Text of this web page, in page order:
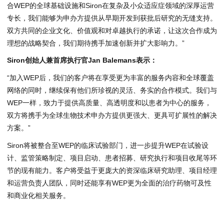
合WEP的全球基础设施和Siron在复杂及小众适应症领域的深厚运营
专长，我们能够为申办方提供从早期开发到获批后研究的无缝支持。
双方共同的企业文化、价值观和对卓越执行的承诺，让这次合作成为
理想的战略契合，我们期待携手加速创新并扩大影响力。”
Siron创始人兼首席执行官Jan Balemans表示：
“加入WEP后，我们的客户将在享受更为丰富的服务内容和全球覆盖
网络的同时，继续保有他们所珍视的灵活、务实的合作模式。我们与
WEP一样，致力于提供高质量、高透明度和以患者为中心的服务，
双方将携手为全球生物技术申办方提供更强大、更具可扩展性的解决
方案。”
Siron将被整合至WEP的临床试验部门，进一步提升WEP在试验设
计、监管策略制定、项目启动、患者招募、研究执行和项目收尾等环
节的现有能力。客户将受益于更庞大的资深临床研究助理、项目经理
和运营负责人团队，同时还能享有WEP更为全面的治疗药物可及性
和商业化相关服务。